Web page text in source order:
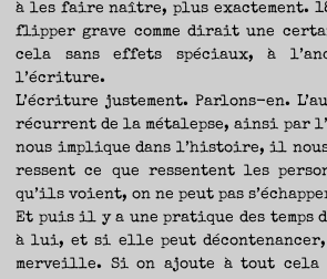
à les faire naître, plus exactement.
flipper grave comme dirait une
cela sans effets spéciaux, à
l’écriture.
L’écriture justement. Parlons-en.
récurrent de la métalepse, ainsi par
nous implique dans l’histoire, il
ressent ce que ressentent les
qu’ils voient, on ne peut pas
Et puis il y a une pratique des temps
à lui, et si elle peut
merveille. Si on ajoute à tout cela